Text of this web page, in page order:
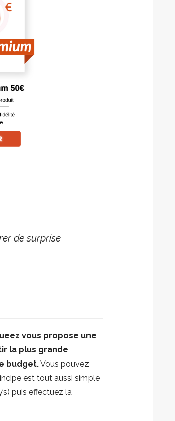
de surprise
vous propose une
la plus grande
budget.Vous pouvez
est tout aussi simple
puis effectuez la